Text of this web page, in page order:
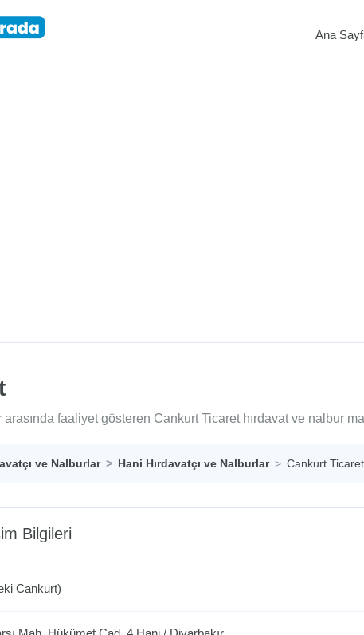
Ana
arasında faaliyet gösteren Cankurt Ticaret hırdavat ve nalbur
ve Nalburlar Hani Hırdavatçı ve Nalburlar Cankurt Ticaret
Bilgileri
Cankurt)